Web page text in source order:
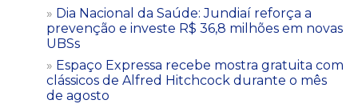
Dia Nacional da Saúde: Jundiaí reforça a
prevenção e investe R$ 36,8 milhões em novas
UBSs
Espaço Expressa recebe mostra gratuita com
clássicos de Alfred Hitchcock durante o mês
de agosto